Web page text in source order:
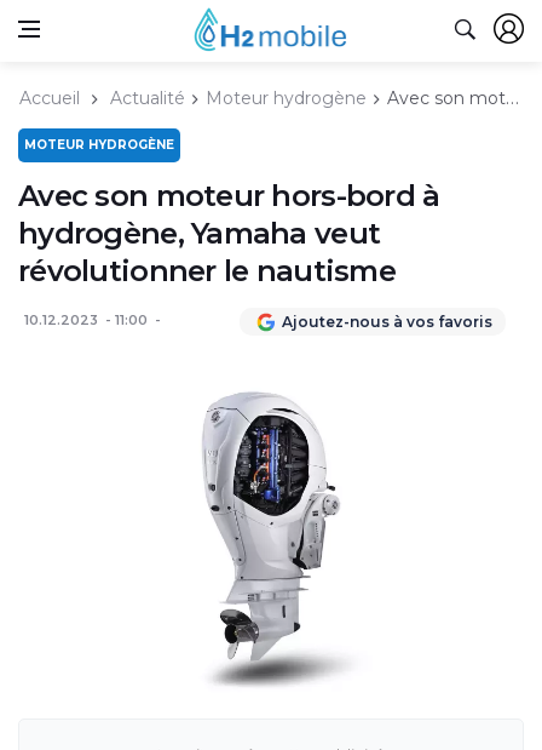
Accueil Actualité Moteur hydrogène Avec son moteur hors-bord à hydrogène, Yamaha veut révolutionner le nautisme
MOTEUR HYDROGÈNE
Avec son moteur hors-bord à
hydrogène, Yamaha veut
révolutionner le nautisme
10.12.2023 11:00 Ajoutez-nous à vos favoris